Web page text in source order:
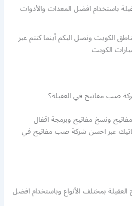
باستخدام افضل المعدات والأدوات
الكويت ونصل اليكم أينما كنتم عبر
الكويت
صب مفاتيح في العقيلة؟
ونسخ مفاتيح وبرمجة اقفال
عبر احسن شركة صب مفاتيح في
بمختلف الأنواع وباستخدام افضل